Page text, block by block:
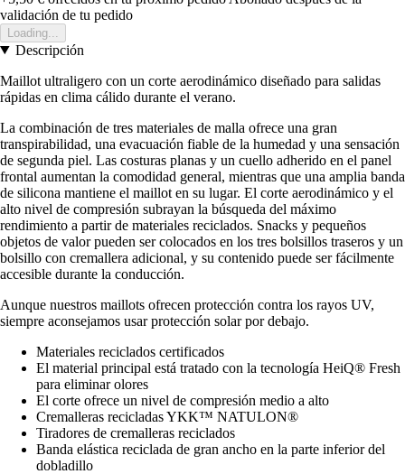
validación de tu pedido
Loading...
Descripción
Maillot ultraligero con un corte aerodinámico diseñado para salidas
rápidas en clima cálido durante el verano.
La combinación de tres materiales de malla ofrece una gran
transpirabilidad, una evacuación fiable de la humedad y una sensación
de segunda piel. Las costuras planas y un cuello adherido en el panel
frontal aumentan la comodidad general, mientras que una amplia banda
de silicona mantiene el maillot en su lugar. El corte aerodinámico y el
alto nivel de compresión subrayan la búsqueda del máximo
rendimiento a partir de materiales reciclados. Snacks y pequeños
objetos de valor pueden ser colocados en los tres bolsillos traseros y un
bolsillo con cremallera adicional, y su contenido puede ser fácilmente
accesible durante la conducción.
Aunque nuestros maillots ofrecen protección contra los rayos UV,
siempre aconsejamos usar protección solar por debajo.
Materiales reciclados certificados
El material principal está tratado con la tecnología HeiQ® Fresh
para eliminar olores
El corte ofrece un nivel de compresión medio a alto
Cremalleras recicladas YKK™ NATULON®
Tiradores de cremalleras reciclados
Banda elástica reciclada de gran ancho en la parte inferior del
dobladillo